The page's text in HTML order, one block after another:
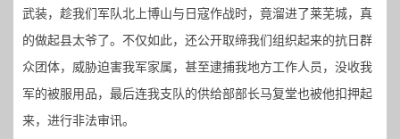
武装，趁我们军队北上博山与日寇作战时，竟溜进了莱芜城，真
的做起县太爷了。不仅如此，还公开取缔我们组织起来的抗日群
众团体，威胁迫害我军家属，甚至逮捕我地方工作人员，没收我
军的被服用品，最后连我支队的供给部部长马复堂也被他扣押起
来，进行非法审讯。